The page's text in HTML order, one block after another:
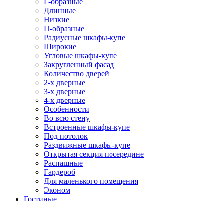
Г-образные
Длинные
Низкие
П-образные
Радиусные шкафы-купе
Широкие
Угловые шкафы-купе
Закругленный фасад
Количество дверей
2-х дверные
3-х дверные
4-х дверные
Особенности
Во всю стену
Встроенные шкафы-купе
Под потолок
Раздвижные шкафы-купе
Открытая секция посередине
Распашные
Гардероб
Для маленького помещения
Эконом
Гостиные